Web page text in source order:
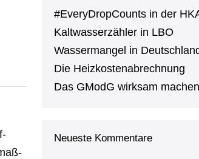
#Ever­y­Drop­Counts in der
Kalt­was­ser­zäh­ler in LBO
Was­ser­man­gel in
Die Heiz­kos­ten­ab­rech­nung
Das GModG wirksam machen
Neueste Kommentare